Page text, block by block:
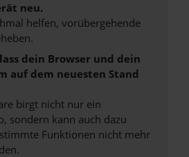
neu.
helfen, vorübergehende
dein Browser und dein
auf dem neuesten Stand
birgt nicht nur ein
sondern kann auch dazu
Funktionen nicht mehr